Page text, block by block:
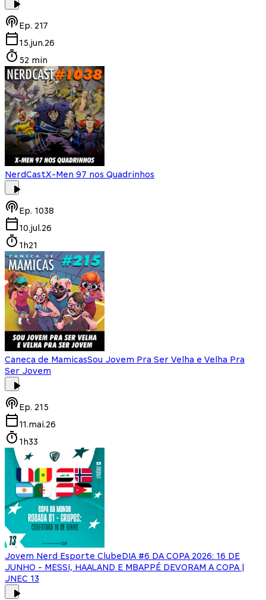
Ep. 217
15.jun.26
52 min
NerdCastX-Men 97 nos Quadrinhos
Ep. 1038
10.jul.26
1h21
Caneca de MamicasSou Jovem Pra Ser Velha e Velha Pra
Ser Jovem
Ep. 215
11.mai.26
1h33
Jovem Nerd Esporte ClubeDIA #6 DA COPA 2026: 16 DE
JUNHO - MESSI, HAALAND E MBAPPÉ DEVORAM A COPA |
JNEC 13